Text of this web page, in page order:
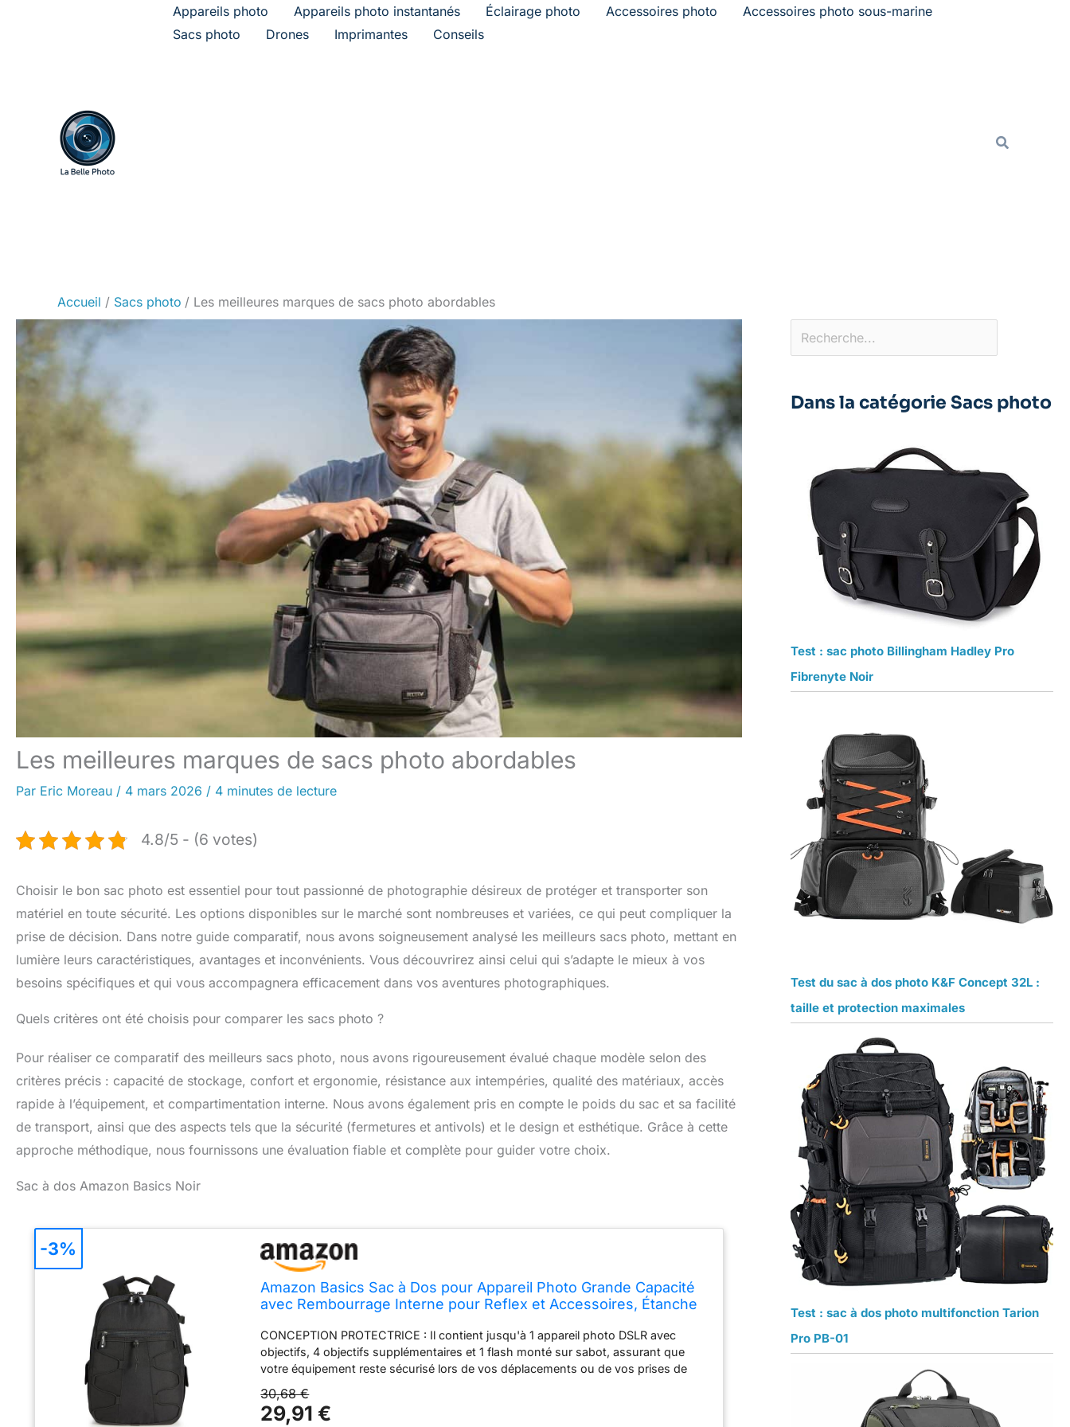
Appareils photo Appareils photo instantanés Éclairage photo Accessoires photo
Accessoires photo sous-marine
Sacs photo
Drones Imprimantes Conseils
Accueil Sacs photo Les meilleures marques de sacs photo abordables
Les meilleures marques de sacs photo abordables
Par Eric Moreau / 4 mars 2026 / 4 minutes de lecture
4.8/5 - (6 votes)
Choisir le bon sac photo est essentiel pour tout passionné de photographie désireux de protéger et transporter son
matériel en toute sécurité. Les options disponibles sur le marché sont nombreuses et variées, ce qui peut compliquer la
prise de décision. Dans notre guide comparatif, nous avons soigneusement analysé les meilleurs sacs photo, mettant en
lumière leurs caractéristiques, avantages et inconvénients. Vous découvrirez ainsi celui qui s’adapte le mieux à vos
besoins spécifiques et qui vous accompagnera efficacement dans vos aventures photographiques.
Quels critères ont été choisis pour comparer les sacs photo ?
Pour réaliser ce comparatif des meilleurs sacs photo, nous avons rigoureusement évalué chaque modèle selon des
critères précis : capacité de stockage, confort et ergonomie, résistance aux intempéries, qualité des matériaux, accès
rapide à l’équipement, et compartimentation interne. Nous avons également pris en compte le poids du sac et sa facilité
de transport, ainsi que des aspects tels que la sécurité (fermetures et antivols) et le design et esthétique. Grâce à cette
approche méthodique, nous fournissons une évaluation fiable et complète pour guider votre choix.
Sac à dos Amazon Basics Noir
Amazon Basics Sac à Dos pour Appareil Photo Grande Capacité
avec Rembourrage Interne pour Reflex et Accessoires, Étanche
CONCEPTION PROTECTRICE : Il contient jusqu'à 1 appareil photo DSLR avec
objectifs, 4 objectifs supplémentaires et 1 flash monté sur sabot, assurant que
votre équipement reste sécurisé lors de vos déplacements ou de vos prises de
mélange résistant de polyester/nylon noir 60D, offrant une protection durable
contre l'usure tout en conservant un aspect élégant. RÉSISTANT AUX
30,68 €
29,91 €
-3%
Rechercher
Dans la catégorie Sacs photo
Test : sac photo Billingham Hadley Pro
Fibrenyte Noir
Test du sac à dos photo K&F Concept 32L :
taille et protection maximales
Test : sac à dos photo multifonction Tarion
Pro PB-01